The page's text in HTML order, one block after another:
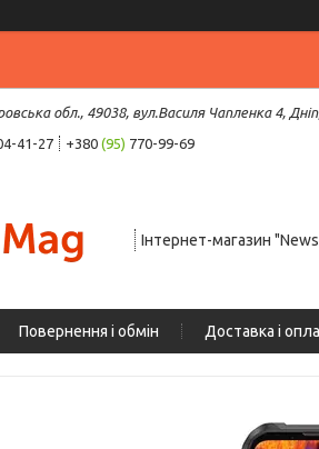
обл., 49038, вул.Василя Чапленка 4,
41-27 +380 (95) 770-99-69
Інтернет-магазин
Повернення і обмін Доставка і